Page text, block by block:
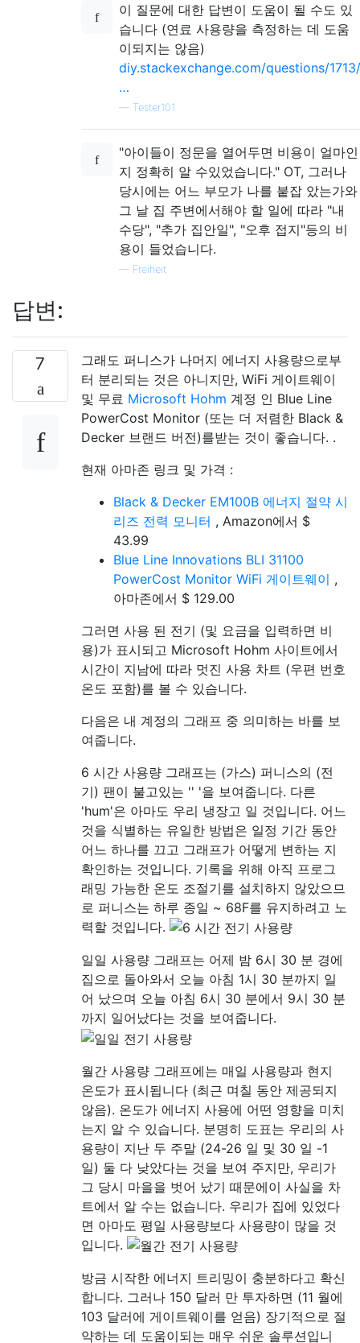
이 질문에 대한 답변이 도움이 될 수도 있
습니다 (연료 사용량을 측정하는 데 도움
이되지는 않음)
diy.stackexchange.com/questions/1713/
…
— Tester101
"아이들이 정문을 열어두면 비용이 얼마인
지 정확히 알 수있었습니다." OT, 그러나
당시에는 어느 부모가 나를 붙잡 았는가와
그 날 집 주변에서해야 할 일에 따라 "내
수당", "추가 집안일", "오후 접지"등의 비
용이 들었습니다.
— Freiheit
답변:
7
그래도 퍼니스가 나머지 에너지 사용량으로부
터 분리되는 것은 아니지만, WiFi 게이트웨이
및 무료 Microsoft Hohm 계정 인 Blue Line
PowerCost Monitor (또는 더 저렴한 Black &
Decker 브랜드 버전)를받는 것이 좋습니다. .
현재 아마존 링크 및 가격 :
Black & Decker EM100B 에너지 절약 시
리즈 전력 모니터 , Amazon에서 $
43.99
Blue Line Innovations BLI 31100
PowerCost Monitor WiFi 게이트웨이 ,
아마존에서 $ 129.00
그러면 사용 된 전기 (및 요금을 입력하면 비
용)가 표시되고 Microsoft Hohm 사이트에서
시간이 지남에 따라 멋진 사용 차트 (우편 번호
온도 포함)를 볼 수 있습니다.
다음은 내 계정의 그래프 중 의미하는 바를 보
여줍니다.
6 시간 사용량 그래프는 (가스) 퍼니스의 (전
기) 팬이 불고있는 '' '을 보여줍니다. 다른
'hum'은 아마도 우리 냉장고 일 것입니다. 어느
것을 식별하는 유일한 방법은 일정 기간 동안
어느 하나를 끄고 그래프가 어떻게 변하는 지
확인하는 것입니다. 기록을 위해 아직 프로그
래밍 가능한 온도 조절기를 설치하지 않았으므
로 퍼니스는 하루 종일 ~ 68F를 유지하려고 노
력할 것입니다.
일일 사용량 그래프는 어제 밤 6시 30 분 경에
집으로 돌아와서 오늘 아침 1시 30 분까지 일
어 났으며 오늘 아침 6시 30 분에서 9시 30 분
까지 일어났다는 것을 보여줍니다.
월간 사용량 그래프에는 매일 사용량과 현지
온도가 표시됩니다 (최근 며칠 동안 제공되지
않음). 온도가 에너지 사용에 어떤 영향을 미치
는지 알 수 있습니다. 분명히 도표는 우리의 사
용량이 지난 두 주말 (24-26 일 및 30 일 -1
일) 둘 다 낮았다는 것을 보여 주지만, 우리가
그 당시 마을을 벗어 났기 때문에이 사실을 차
트에서 알 수는 없습니다. 우리가 집에 있었다
면 아마도 평일 사용량보다 사용량이 많을 것
입니다.
방금 시작한 에너지 트리밍이 충분하다고 확신
합니다. 그러나 150 달러 만 투자하면 (11 월에
103 달러에 게이트웨이를 얻음) 장기적으로 절
약하는 데 도움이되는 매우 쉬운 솔루션입니